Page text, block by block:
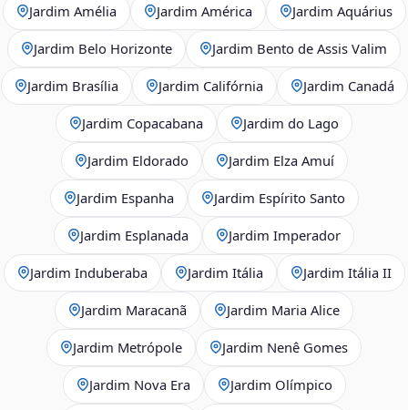
Jardim Amélia Jardim América Jardim Aquárius
Jardim Belo Horizonte Jardim Bento de Assis Valim
Jardim Brasília Jardim Califórnia Jardim Canadá
Jardim Copacabana Jardim do Lago
Jardim Eldorado Jardim Elza Amuí
Jardim Espanha Jardim Espírito Santo
Jardim Esplanada Jardim Imperador
Jardim Induberaba Jardim Itália Jardim Itália II
Jardim Maracanã Jardim Maria Alice
Jardim Metrópole Jardim Nenê Gomes
Jardim Nova Era Jardim Olímpico